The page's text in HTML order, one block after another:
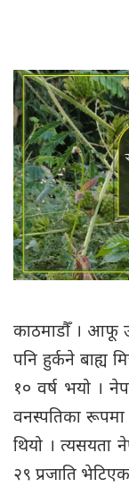
काठमाडौँ । आफू
पनि हुर्कने बाह्य
१० वर्ष भयो ।
वनस्पतिका
थियो । त्यसयता
२९ प्रजाति